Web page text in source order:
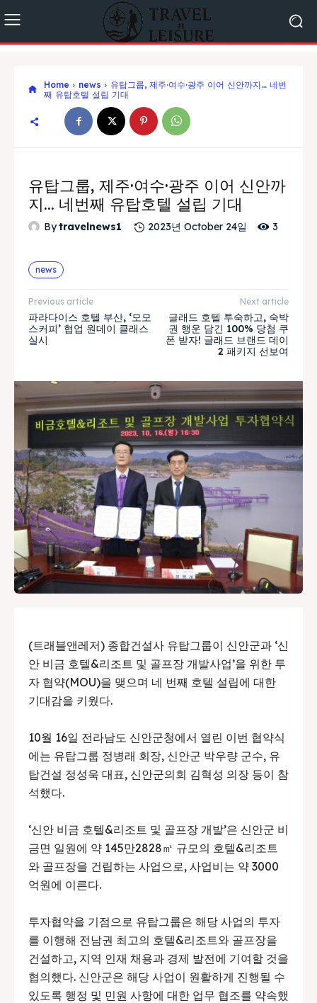
Home news
유탑그룹, 제주·여수·광주 이어 신안까지… 네번
째 유탑호텔 설립 기대
유탑그룹, 제주·여수·광주 이어 신안까
지… 네번째 유탑호텔 설립 기대
Bytravelnews1 2023년 October 24일 3
news
Previous article
파라다이스 호텔 부산, ‘모모
스커피’ 협업 원데이 클래스
실시
Next article
글래드 호텔 투숙하고, 숙박
권 행운 담긴 100% 당첨 쿠
폰 받자! 글래드 브랜드 데이
2 패키지 선보여
(트래블앤레저) 종합건설사 유탑그룹이 신안군과 ‘신
안 비금 호텔&리조트 및 골프장 개발사업’을 위한 투
자 협약(MOU)을 맺으며 네 번째 호텔 설립에 대한
기대감을 키웠다.
10월 16일 전라남도 신안군청에서 열린 이번 협약식
에는 유탑그룹 정병래 회장, 신안군 박우량 군수, 유
탑건설 정성욱 대표, 신안군의회 김혁성 의장 등이 참
석했다.
‘신안 비금 호텔&리조트 및 골프장 개발’은 신안군 비
금면 일원에 약 145만2828㎡ 규모의 호텔&리조트
와 골프장을 건립하는 사업으로, 사업비는 약 3000
억원에 이른다.
투자협약을 기점으로 유탑그룹은 해당 사업의 투자
를 이행해 전남권 최고의 호텔&리조트와 골프장을
건설하고, 지역 인재 채용과 경제 발전에 기여할 것을
협의했다. 신안군은 해당 사업이 원활하게 진행될 수
있도록 행정 및 민원 사항에 대한 업무 협조를 약속했